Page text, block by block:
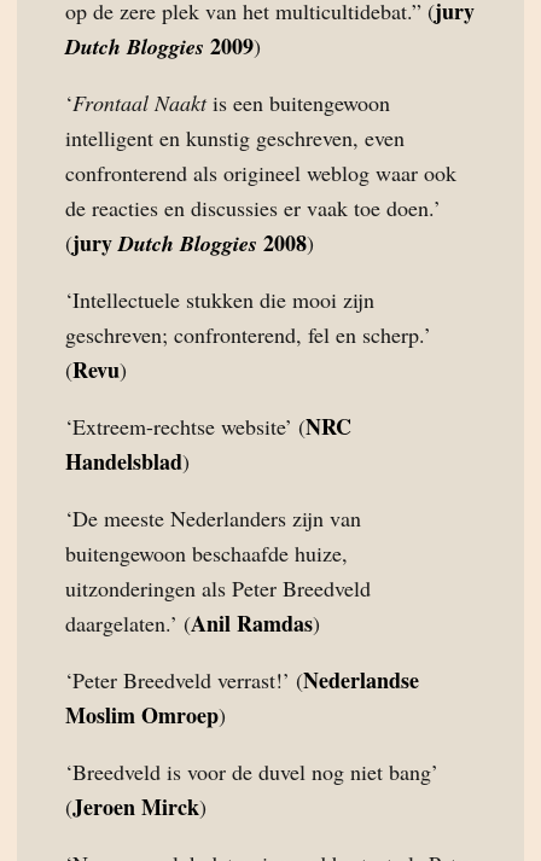
op de zere plek van het multicultidebat.” (jury
Dutch Bloggies 2009)
‘Frontaal Naaktis een buitengewoon
intelligent en kunstig geschreven, even
confronterend als origineel weblog waar ook
de reacties en discussies er vaak toe doen.’
(juryDutch Bloggies 2008)
‘Intellectuele stukken die mooi zijn
geschreven; confronterend, fel en scherp.’
(Revu)
‘Extreem-rechtse website’ (NRC
Handelsblad)
‘De meeste Nederlanders zijn van
buitengewoon beschaafde huize,
uitzonderingen als Peter Breedveld
daargelaten.’ (Anil Ramdas)
‘Peter Breedveld verrast!’ (Nederlandse
Moslim Omroep)
‘Breedveld is voor de duvel nog niet bang’
(Jeroen Mirck)